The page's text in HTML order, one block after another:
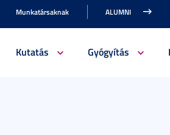
Munkatársaknak ALUMNI
Kutatás Gyógyítás